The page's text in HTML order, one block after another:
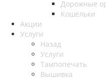
Дорожные
Кошельки
Акции
Услуги
Назад
Услуги
Тампопечать
Вышивка